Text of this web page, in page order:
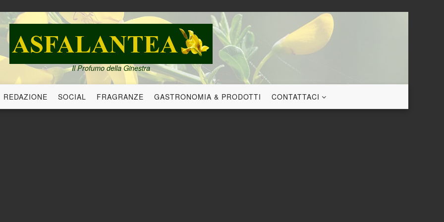
Il Profumo della Ginestra
REDAZIONE SOCIAL FRAGRANZE GASTRONOMIA & PRODOTTI CONTATTACI